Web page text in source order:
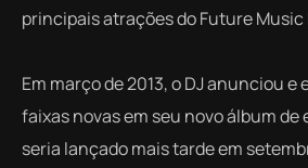
principais atrações do Future Music
Em março de 2013, o DJ anunciou
faixas novas em seu novo álbum de
seria lançado mais tarde em